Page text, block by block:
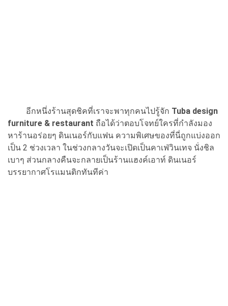
อีกหนึ่งร้านสุดชิคที่เราจะพาทุกคนไปรู้จัก Tuba design
furniture & restaurant ถือได้ว่าตอบโจทย์ใครที่กำลังมอง
หาร้านอร่อยๆ ดินเนอร์กับแฟน ความพิเศษของที่นี่ถูกแบ่งออก
เป็น 2 ช่วงเวลา ในช่วงกลางวันจะเปิดเป็นคาเฟ่วินเทจ นั่งชิล
เบาๆ ส่วนกลางคืนจะกลายเป็นร้านแฮงค์เอาท์ ดินเนอร์
บรรยากาศโรแมนติกทันทีค่า